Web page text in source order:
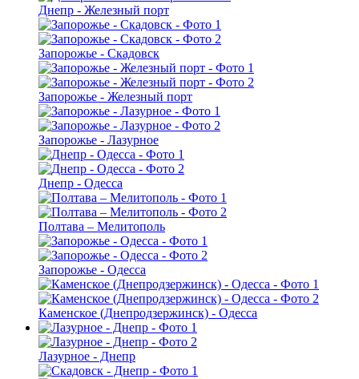
Днепр - Железный порт
Запорожье - Скадовск
Запорожье - Железный порт
Запорожье - Лазурное
Днепр - Одесса
Полтава – Мелитополь
Запорожье - Одесса
Каменское (Днепродзержинск) - Одесса
Лазурное - Днепр